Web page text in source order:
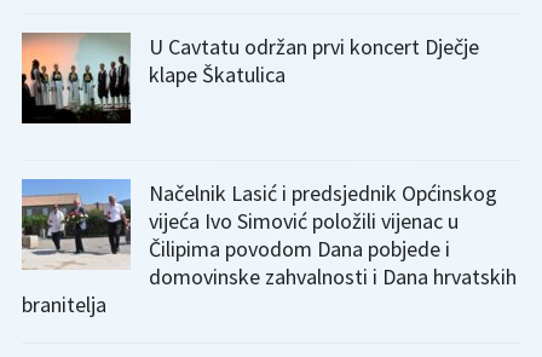
U Cavtatu održan prvi koncert Dječje
klape Škatulica
Načelnik Lasić i predsjednik Općinskog
vijeća Ivo Simović položili vijenac u
Čilipima povodom Dana pobjede i
domovinske zahvalnosti i Dana hrvatskih
branitelja